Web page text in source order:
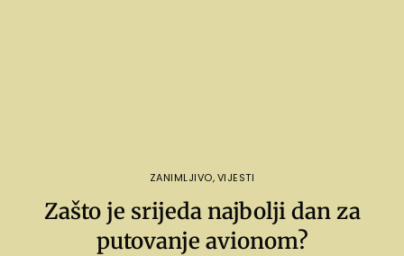
ZANIMLJIVO,VIJESTI
Zašto je srijeda najbolji dan za
putovanje avionom?